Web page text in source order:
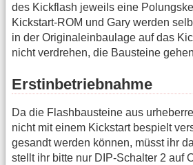
des Kickflash jeweils eine
Kickstart-ROM und Gary werden
in der Originaleinbaulage auf das
nicht verdrehen, die Bausteine
Erstinbetriebnahme
Da die Flashbausteine aus
nicht mit einem Kickstart bespielt
gesandt werden können, müsst ihr
stellt ihr bitte nur DIP-Schalter 2 auf